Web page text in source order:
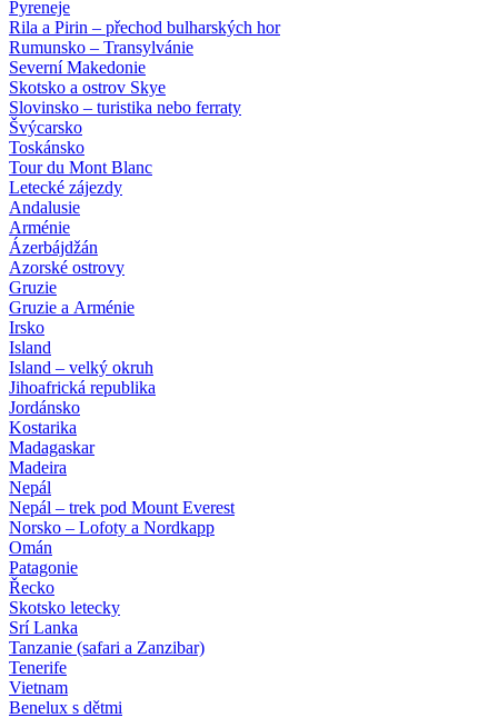
Pyreneje
Rila a Pirin – přechod bulharských hor
Rumunsko – Transylvánie
Severní Makedonie
Skotsko a ostrov Skye
Slovinsko – turistika nebo ferraty
Švýcarsko
Toskánsko
Tour du Mont Blanc
Letecké zájezdy
Andalusie
Arménie
Ázerbájdžán
Azorské ostrovy
Gruzie
Gruzie a Arménie
Irsko
Island
Island – velký okruh
Jihoafrická republika
Jordánsko
Kostarika
Madagaskar
Madeira
Nepál
Nepál – trek pod Mount Everest
Norsko – Lofoty a Nordkapp
Omán
Patagonie
Řecko
Skotsko letecky
Srí Lanka
Tanzanie (safari a Zanzibar)
Tenerife
Vietnam
Benelux s dětmi